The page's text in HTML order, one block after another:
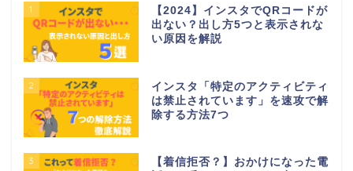
1
【2024】インスタでQRコードが
出ない？出し方5つと表示されな
い原因を解説
2
インスタ「特定のアクティビティ
は禁止されています」を速攻で解
除する方法7つ
3
【着信拒否？】おかけになった電